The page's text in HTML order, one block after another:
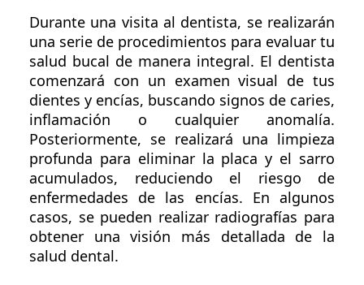
Durante una visita al dentista, se realizarán
una serie de procedimientos para evaluar tu
salud bucal de manera integral. El dentista
comenzará con un examen visual de tus
dientes y encías, buscando signos de caries,
inflamación o cualquier anomalía.
Posteriormente, se realizará una limpieza
profunda para eliminar la placa y el sarro
acumulados, reduciendo el riesgo de
enfermedades de las encías. En algunos
casos, se pueden realizar radiografías para
obtener una visión más detallada de la
salud dental.